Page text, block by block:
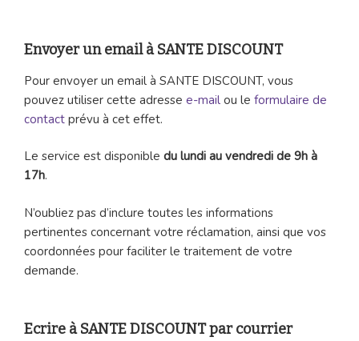
Envoyer un email à SANTE DISCOUNT
Pour envoyer un email à SANTE DISCOUNT, vous
pouvez utiliser cette adresse e-mail ou le formulaire de
contact prévu à cet effet.
Le service est disponible du lundi au vendredi de 9h à
17h.
N’oubliez pas d’inclure toutes les informations
pertinentes concernant votre réclamation, ainsi que vos
coordonnées pour faciliter le traitement de votre
demande.
Ecrire à SANTE DISCOUNT par courrier